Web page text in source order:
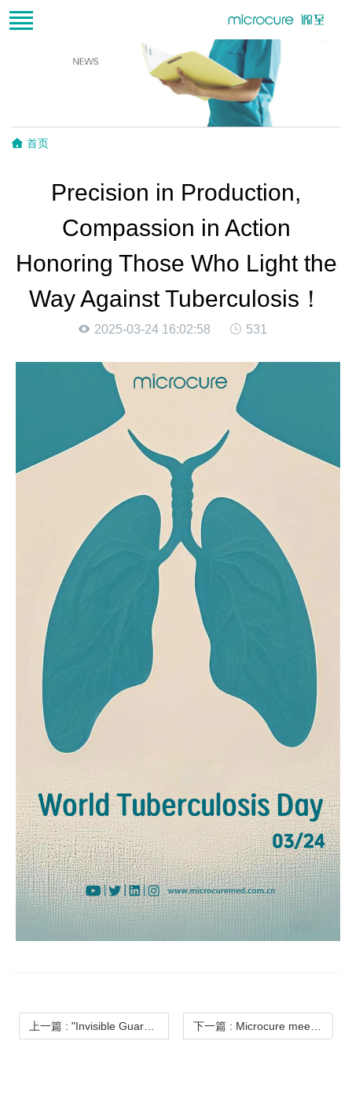
首页
Precision in Production,
Compassion in Action
Honoring Those Who Light the
Way Against Tuberculosis！
2025-03-24 16:02:58 531
上一篇 : "Invisible Guardian" of Laparoscopic Total Hysterectomy: Microcure Intelligent Insufflator System 下一篇 : Microcure meets you at the 91st CMEF Exhibition！